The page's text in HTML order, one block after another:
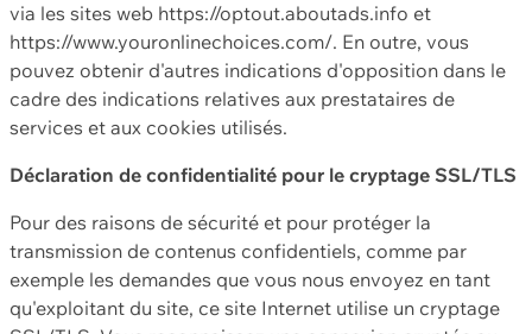
via les sites web https://optout.aboutads.info et
https://www.youronlinechoices.com/. En outre, vous
pouvez obtenir d'autres indications d'opposition dans le
cadre des indications relatives aux prestataires de
services et aux cookies utilisés.
Déclaration de confidentialité pour le cryptage SSL/TLS
Pour des raisons de sécurité et pour protéger la
transmission de contenus confidentiels, comme par
exemple les demandes que vous nous envoyez en tant
qu'exploitant du site, ce site Internet utilise un cryptage